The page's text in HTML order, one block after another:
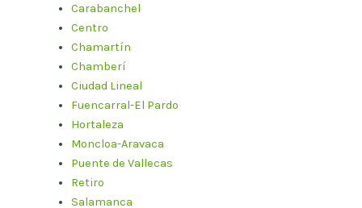
Carabanchel
Centro
Chamartín
Chamberí
Ciudad Lineal
Fuencarral-El Pardo
Hortaleza
Moncloa-Aravaca
Puente de Vallecas
Retiro
Salamanca